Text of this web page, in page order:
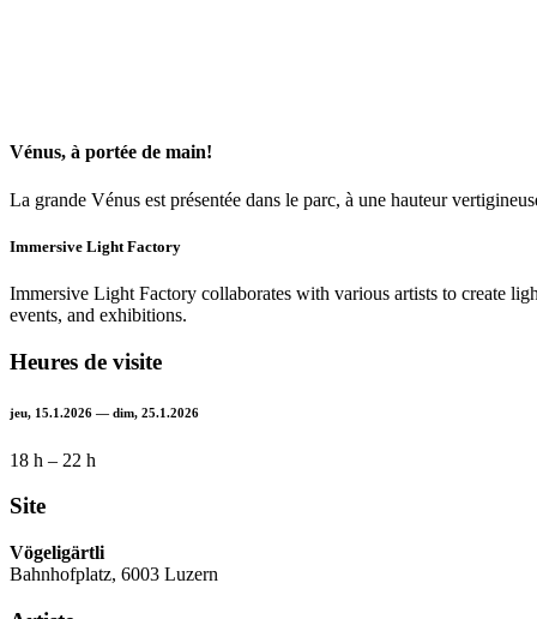
Vénus, à portée de main!
La grande Vénus est présentée dans le parc, à une hauteur
Immersive Light Factory
Immersive Light Factory collaborates with various artists to create
events, and exhibitions.
Heures de visite
jeu, 15.1.2026 — dim, 25.1.2026
18 h – 22 h
Site
Vögeligärtli
Bahnhofplatz, 6003 Luzern